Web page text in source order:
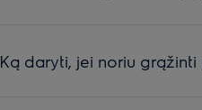
Ką daryti, jei noriu